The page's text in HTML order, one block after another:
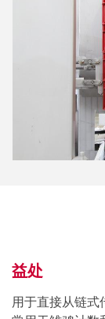
益处
用于直接从链式